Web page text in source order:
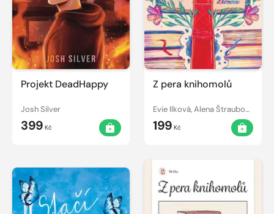
Projekt DeadHappy
Josh Silver
399 Kč
Z pera knihomolů
Evie Ilková, Alena Štraubová, Zuzana Žáčková, Sára Topinková, Karolína Skácelová, Natálie Jalovcová, Michaela Rodová, Adéla Rosípalová, Eliška Hronová, Lea Stehelová, Marie Vystrčilová
199 Kč